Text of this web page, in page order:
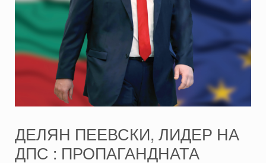
ДЕЛЯН ПЕЕВСКИ, ЛИДЕР НА
ДПС : ПРОПАГАНДНАТА